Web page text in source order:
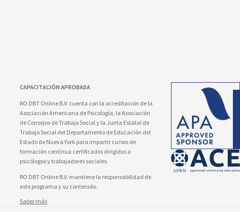
CAPACITACIÓN APROBADA
RO DBT Online B.V. cuenta con la acreditación de la
Asociación Americana de Psicología, la Asociación
de Consejos de Trabajo Social y la Junta Estatal de
Trabajo Social del Departamento de Educación del
Estado de Nueva York para impartir cursos de
formación continua certificados dirigidos a
psicólogos y trabajadores sociales.
RO DBT Online B.V. mantiene la responsabilidad de
este programa y su contenido.
Saber más